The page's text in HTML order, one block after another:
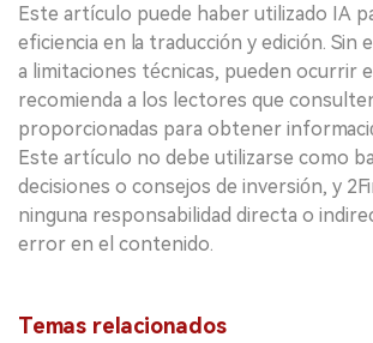
Este artículo puede haber utilizado IA
eficiencia en la traducción y edición. Sin
a limitaciones técnicas, pueden ocurrir
recomienda a los lectores que
proporcionadas para obtener
Este artículo no debe utilizarse como
decisiones o consejos de inversión, y
ninguna responsabilidad directa o
error en el contenido.
Temas relacionados